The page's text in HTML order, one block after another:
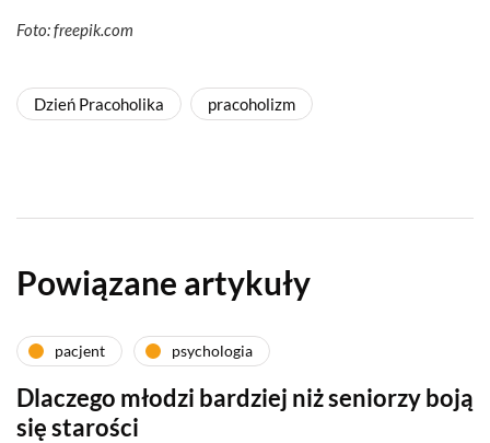
Foto: freepik.com
Dzień Pracoholika pracoholizm
Powiązane artykuły
pacjent psychologia
Dlaczego młodzi bardziej niż seniorzy boją
się starości